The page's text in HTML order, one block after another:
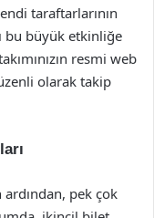
taraftarlarının
bu büyük etkinliğe
resmi web
olarak takip
ardından, pek çok